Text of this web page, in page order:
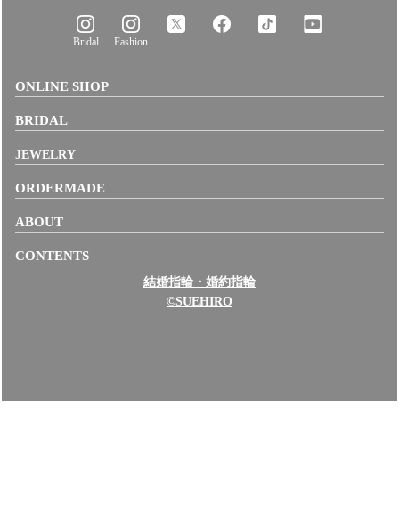
Bridal Fashion
ONLINE SHOP
BRIDAL
JEWELRY
ORDERMADE
ABOUT
CONTENTS
結婚指輪・婚約指輪
©SUEHIRO